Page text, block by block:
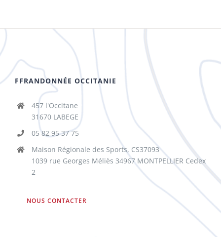
FFRANDONNÉE OCCITANIE
457 l'Occitane
31670 LABEGE
05 82 95 37 75
Maison Régionale des Sports, CS37093
1039 rue Georges Méliès 34967 MONTPELLIER Cedex
2
NOUS CONTACTER